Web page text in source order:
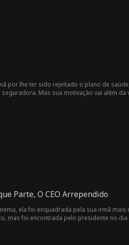
por lhe ter sido rejeitado o plano de
seguradora. Mas sua motivação vai além
Parte, O CEO Arrependido
ela foi enquadrada pela sua irmã
mas foi encontrada pelo presidente no